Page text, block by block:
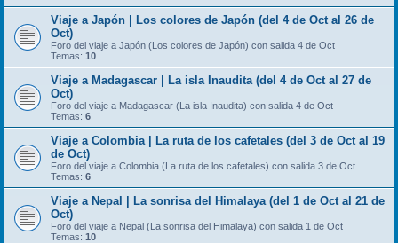
Viaje a Japón | Los colores de Japón (del 4 de Oct al 26 de
Oct)
Foro del viaje a Japón (Los colores de Japón) con salida 4 de Oct
Temas: 10
Viaje a Madagascar | La isla Inaudita (del 4 de Oct al 27 de
Oct)
Foro del viaje a Madagascar (La isla Inaudita) con salida 4 de Oct
Temas: 6
Viaje a Colombia | La ruta de los cafetales (del 3 de Oct al 19
de Oct)
Foro del viaje a Colombia (La ruta de los cafetales) con salida 3 de Oct
Temas: 6
Viaje a Nepal | La sonrisa del Himalaya (del 1 de Oct al 21 de
Oct)
Foro del viaje a Nepal (La sonrisa del Himalaya) con salida 1 de Oct
Temas: 10